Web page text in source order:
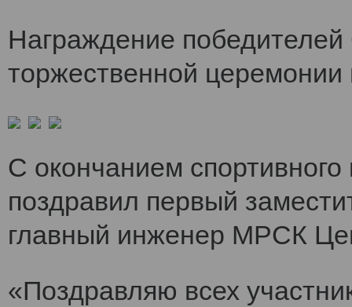
Награждение
торжественной
С окончанием
поздравил первый
главный инженер МРСК
«Поздравляю всех